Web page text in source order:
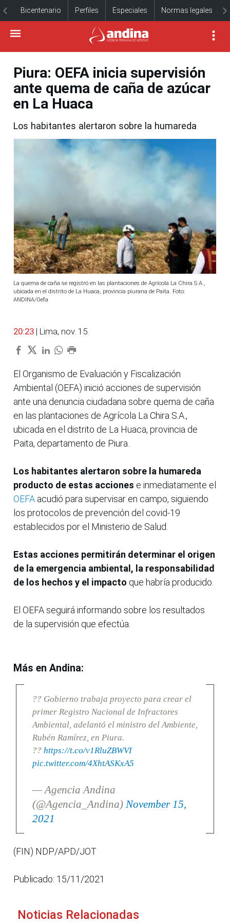
Bicentenario Perfiles Especiales Normas legales
Piura: OEFA inicia supervisión
ante quema de caña de azúcar
en La Huaca
Los habitantes alertaron sobre la humareda
La quema de caña se registró en las plantaciones de Agrícola La Chira S.A.,
ubicada en el distrito de La Huaca, provincia piurana de Paita. Foto:
ANDINA/Oefa
20:23 | Lima, nov. 15.
El Organismo de Evaluación y Fiscalización
Ambiental (OEFA) inició acciones de supervisión
ante una denuncia ciudadana sobre quema de caña
en las plantaciones de Agrícola La Chira S.A.,
ubicada en el distrito de La Huaca, provincia de
Paita, departamento de Piura.
Los habitantes alertaron sobre la humareda
producto de estas acciones e inmediatamente el
OEFA acudió para supervisar en campo, siguiendo
los protocolos de prevención del covid-19
establecidos por el Ministerio de Salud.
Estas acciones permitirán determinar el origen
de la emergencia ambiental, la responsabilidad
de los hechos y el impacto que habría producido.
El OEFA seguirá informando sobre los resultados
de la supervisión que efectúa.
Más en Andina:
?? Gobierno trabaja proyecto para crear el
primer Registro Nacional de Infractores
Ambiental, adelantó el ministro del Ambiente,
Rubén Ramírez, en Piura.
?? https://t.co/v1RluZBWVI
pic.twitter.com/4XhtASKxA5
— Agencia Andina
(@Agencia_Andina) November 15,
2021
(FIN) NDP/APD/JOT
Publicado: 15/11/2021
Noticias Relacionadas